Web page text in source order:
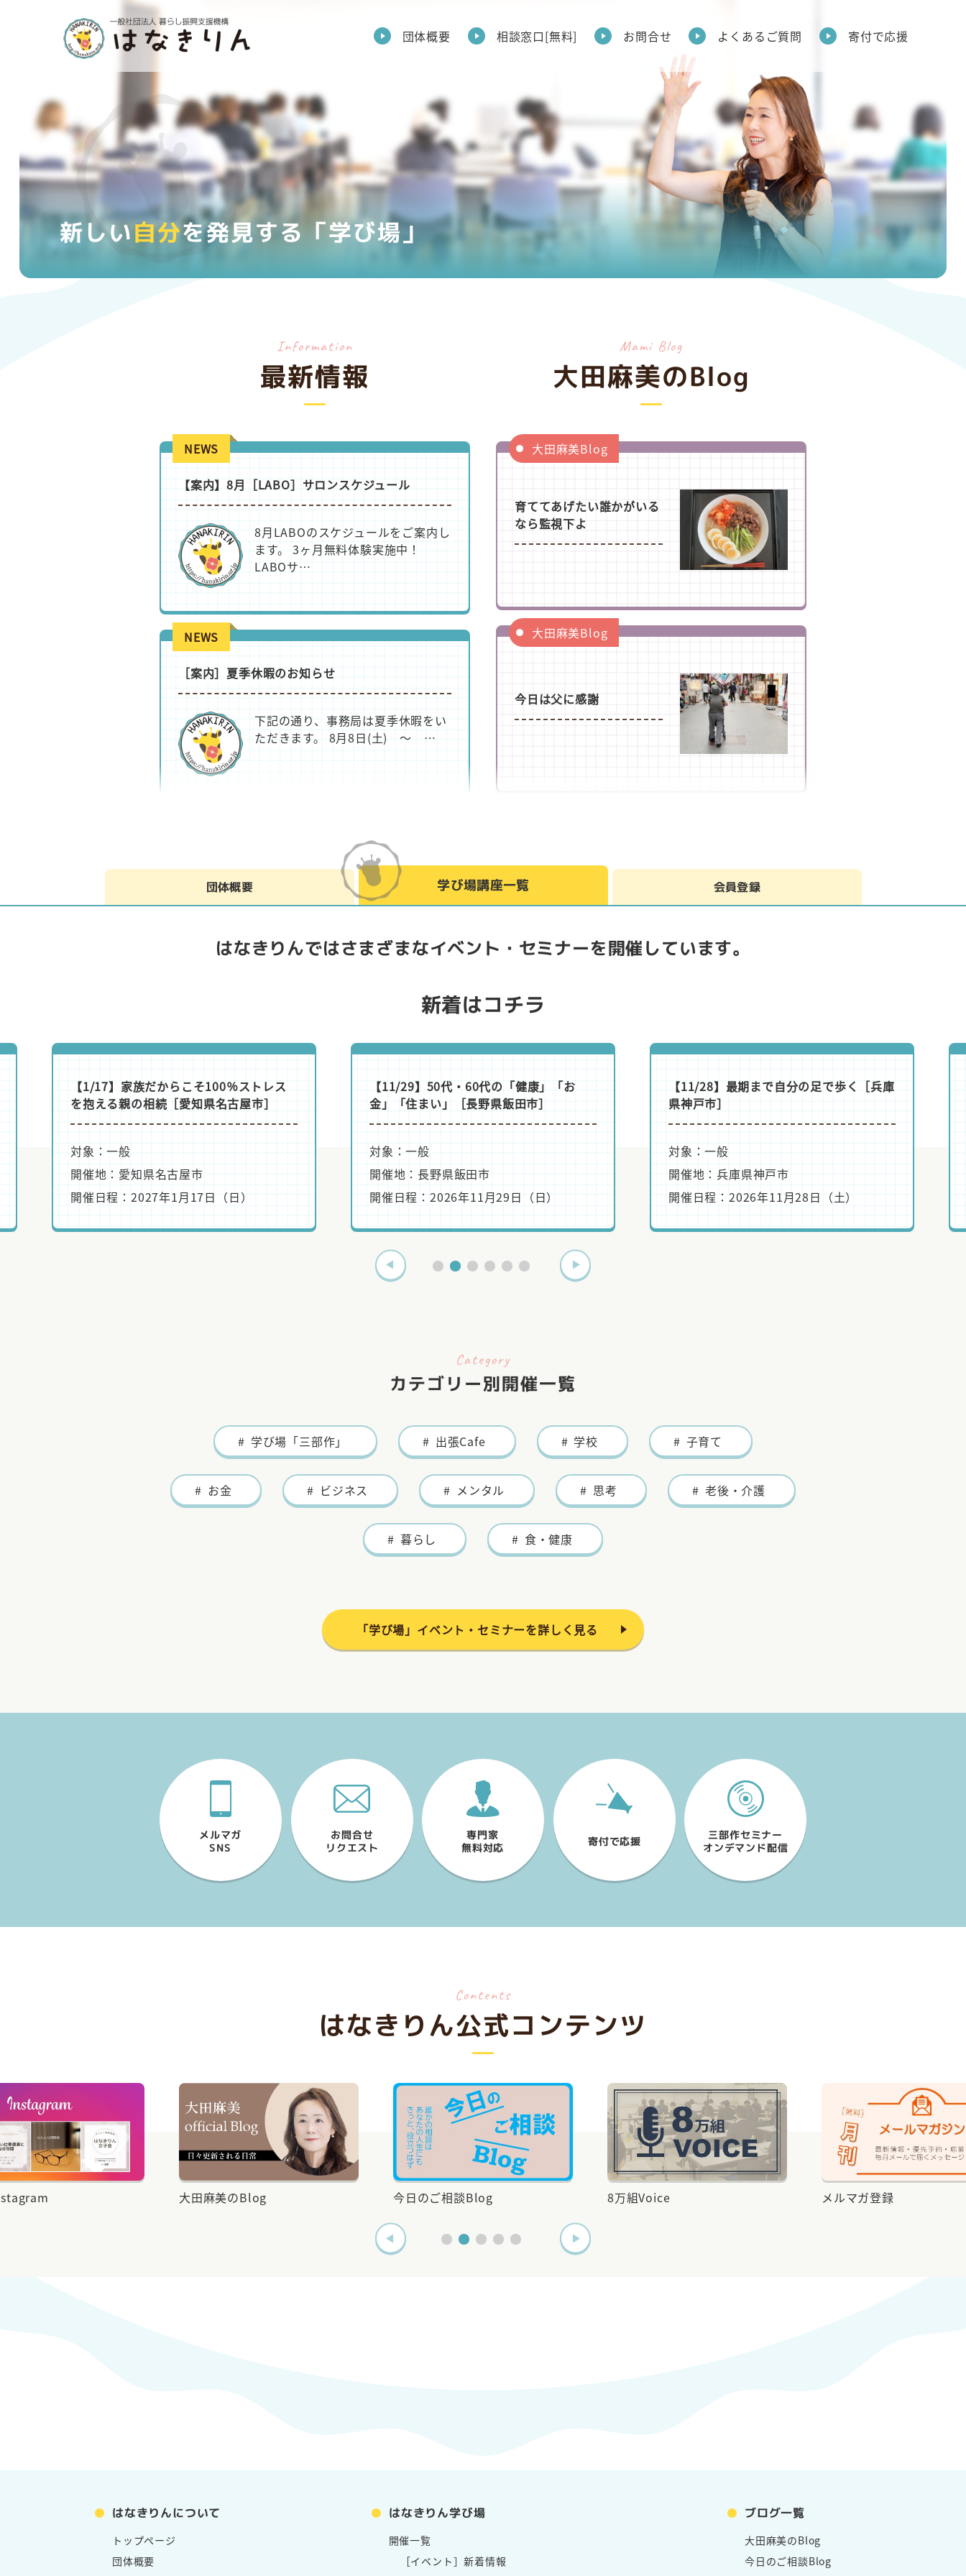
団体概要 相談窓口[無料] お問合せ よくあるご質問 寄付で応援
新しい自分を発見する「学び場」
Information
最新情報
NEWS
【案内】8月［LABO］サロンスケジュール
8月LABOのスケジュールをご案内し
ます。 3ヶ月無料体験実施中！
LABOサ…
NEWS
［案内］夏季休暇のお知らせ
下記の通り、事務局は夏季休暇をい
ただきます。 8月8日(土) ～ …
【案内】7月［LABO］サロンスケジュール
7月LABOのスケジュールをご案内し
LABOサ…
【案内】6月［LABO］サロンスケジュール
6月LABOのスケジュールをご案内し
ます。
NEWS
【案内】GW休暇のお知らせ
下記の通り、事務局はGW休暇をい
【案内】5月［LABO］サロンスケジュール
5月LABOのスケジュールをご案内し
ます。
3ヶ月無料体験実施中！…
［案内］三部作セミナーオンデマンド配信とDVD
配信で視聴できるようになりまし…
NEWS
【案内】4月［LABO］サロンスケジュール
4月LABOのスケジュールをご案内し
ます。
3ヶ月無料体験実施中！…
NEWS
【案内】2月［LABO］サロンスケジュール
2月LABOのスケジュールをご案内し
ます。
Mami Blog
大田麻美のBlog
大田麻美Blog
育ててあげたい誰かがいる
なら監視下よ
大田麻美Blog
今日は父に感謝
人生、相変わらずで終わら
せるの？
大田麻美Blog
周囲の目を気にするより自
分の在り方
大田麻美Blog
ゴリラはそこまで悩まない
環境が変われば私達も変化
時
大田麻美Blog
災害大国だもの万一に備え
ないとね
今日は心の二日酔い
いい歳の重ね方してると感
じる時
団体概要 学び場講座一覧 会員登録
はなきりんではさまざまなイベント・ セミナーを開催しています。
新着はコチラ
【11/29】50代・60代の「健康」「お
金」「住まい」［長野県飯田市］
対象：一般
開催地：長野県飯田市
開催日程：2026年11月29日（日）
【11/28】最期まで自分の足で歩く［兵庫
県神戸市］
対象：一般
開催地：兵庫県神戸市
開催日程：2026年11月28日（土）
【11/21】老後ぐらい、好きにさせてよ
［愛知県名古屋市］
対象：一般
開催地：愛知県名古屋市
開催日程：2026年11月21日（土）
Category
カテゴリー別開催一覧
学び場「三部作」 出張Cafe 学校 子育て
お金 ビジネス メンタル 思考 老後・介護
暮らし 食・健康
「学び場」イベント・セミナーを詳しく見る
メルマガ
SNS
お問合せ
リクエスト
専門家
無料対応 寄付で応援 三部作セミナー
オンデマンド配信
Contents
はなきりん公式コンテンツ
のBlog 今日のご相談Blog 8万組Voice メルマガ登録 公式Instagram
はなきりんについて
トップページ
団体概要
はなきりん学び場
開催一覧
［イベント］新着情報
ブログ一覧
大田麻美のBlog
今日のご相談Blog